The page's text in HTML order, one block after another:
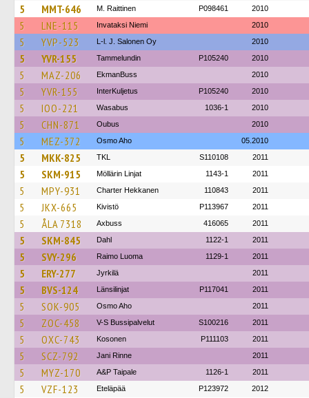
5 MMT-646 M. Raittinen P098461 2010
5 LNE-115 Invataksi Niemi 2010
5 YVP-523 L-l. J. Salonen Oy 2010
5 YVR-155 Tammelundin P105240 2010
5 MAZ-206 EkmanBuss 2010
5 YVR-155 InterKuljetus P105240 2010
5 IOO-221 Wasabus 1036-1 2010
5 CHN-871 Oubus 2010
5 MEZ-372 Osmo Aho 05.2010
5 MKK-825 TKL S110108 2011
5 SKM-915 Möllärin Linjat 1143-1 2011
5 MPY-931 Charter Hekkanen 110843 2011
5 JKX-665 Kivistö P113967 2011
5 ÅLA 7318 Axbuss 416065 2011
5 SKM-845 Dahl 1122-1 2011
5 SVY-296 Raimo Luoma 1129-1 2011
5 ERY-277 Jyrkilä 2011
5 BVS-124 Länsilinjat P117041 2011
5 SOK-905 Osmo Aho 2011
5 ZOC-458 V-S Bussipalvelut S100216 2011
5 OXC-743 Kosonen P111103 2011
5 SCZ-792 Jani Rinne 2011
5 MYZ-170 A&P Taipale 1126-1 2011
5 VZF-123 Eteläpää P123972 2012